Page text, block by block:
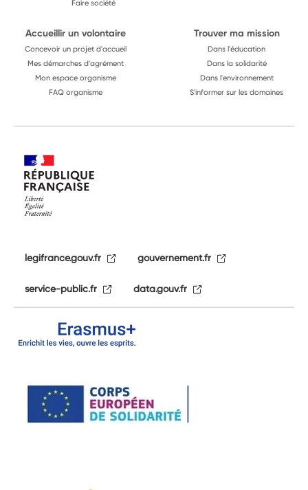
Faire société
Accueillir un volontaire
Concevoir un projet d'accueil
Mes démarches d'agrément
Mon espace organisme
FAQ organisme
Trouver ma mission
Dans l'éducation
Dans la solidarité
Dans l'environnement
S'informer sur les domaines
legifrance.gouv.fr gouvernement.fr
service-public.fr data.gouv.fr